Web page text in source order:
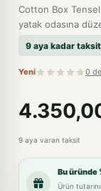
Cotton Box
yatak odasına
9 aya kadar taksit
Yeni 0
9 aya varan taksit
Bu üründe
Ürün